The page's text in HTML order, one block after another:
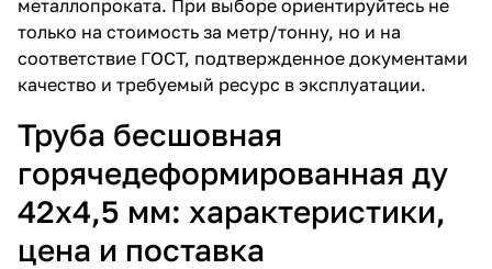
металлопроката. При выборе ориентируйтесь не
только на стоимость за метр/тонну, но и на
соответствие ГОСТ, подтвержденное документами
качество и требуемый ресурс в эксплуатации.
Труба бесшовная
горячедеформированная ду
42х4,5 мм: характеристики,
цена и поставка